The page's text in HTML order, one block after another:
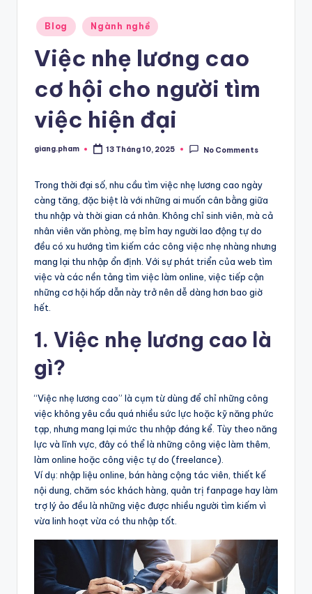
Posted
in
Blog Ngành nghề
Việc nhẹ lương cao
cơ hội cho người tìm
việc hiện đại
Posted
giang.pham 13 Tháng 10, 2025 No Comments
Trong thời đại số, nhu cầu tìm việc nhẹ lương cao ngày
càng tăng, đặc biệt là với những ai muốn cân bằng giữa
thu nhập và thời gian cá nhân. Không chỉ sinh viên, mà cả
nhân viên văn phòng, mẹ bỉm hay người lao động tự do
đều có xu hướng tìm kiếm các công việc nhẹ nhàng nhưng
mang lại thu nhập ổn định. Với sự phát triển của web tìm
việc và các nền tảng tìm việc làm online, việc tiếp cận
những cơ hội hấp dẫn này trở nên dễ dàng hơn bao giờ
hết.
1. Việc nhẹ lương cao là
gì?
“Việc nhẹ lương cao” là cụm từ dùng để chỉ những công
việc không yêu cầu quá nhiều sức lực hoặc kỹ năng phức
tạp, nhưng mang lại mức thu nhập đáng kể. Tùy theo năng
lực và lĩnh vực, đây có thể là những công việc làm thêm,
làm online hoặc công việc tự do (freelance).
Ví dụ: nhập liệu online, bán hàng cộng tác viên, thiết kế
nội dung, chăm sóc khách hàng, quản trị fanpage hay làm
trợ lý ảo đều là những việc được nhiều người tìm kiếm vì
vừa linh hoạt vừa có thu nhập tốt.